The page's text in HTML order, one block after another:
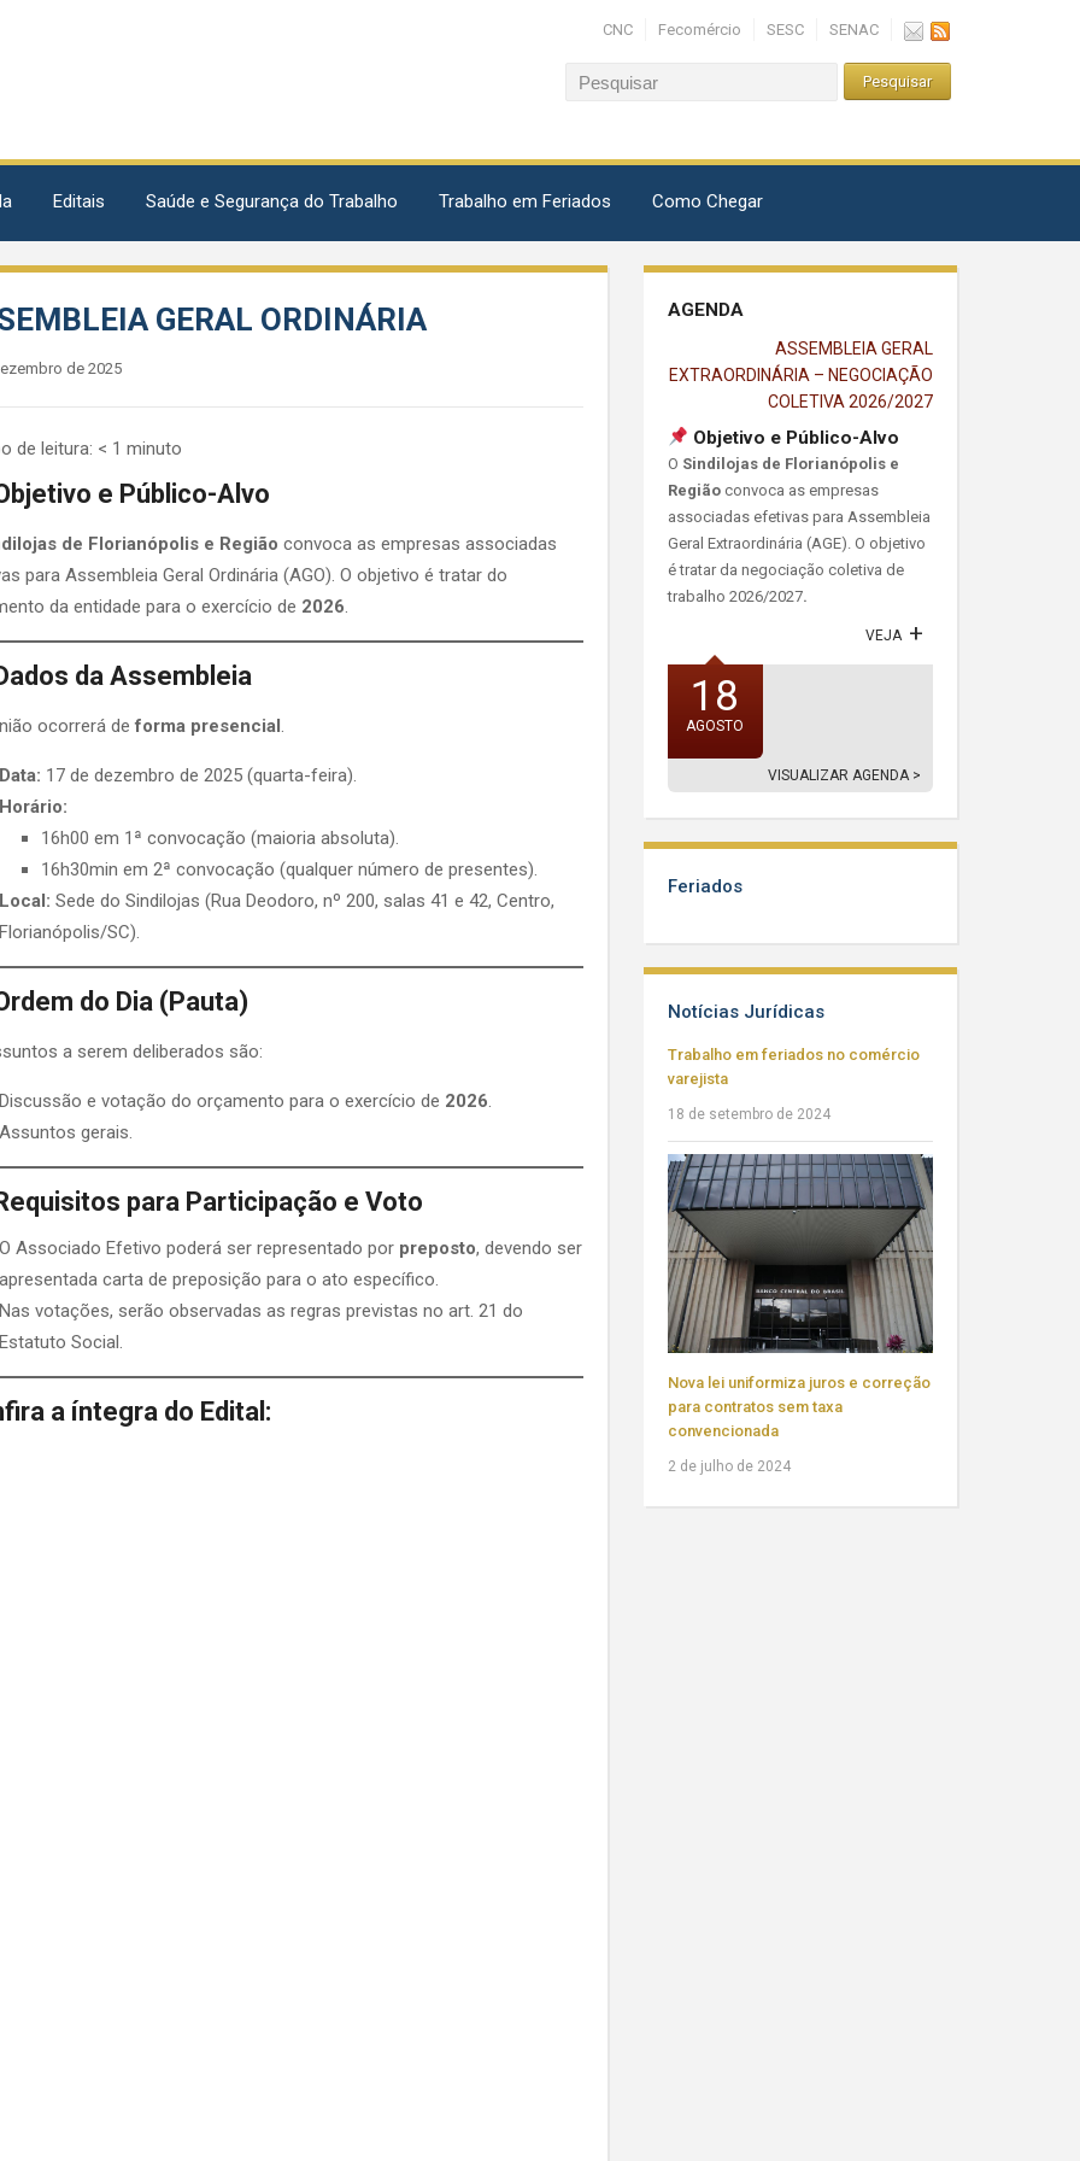
CNC Fecomércio SESC SENAC
Editais Saúde e Segurança do Trabalho Trabalho em Feriados Como Chegar
GERAL ORDINÁRIA
de 2025
de leitura: < 1 minuto
e Público-Alvo
de Florianópolis e Região convoca as empresas associadas
para Assembleia Geral Ordinária (AGO). O objetivo é tratar do
da entidade para o exercício de 2026.
da Assembleia
ocorrerá deforma presencial.
Data: 17 de dezembro de 2025 (quarta-feira).
Horário:
16h00 em 1ª convocação (maioria absoluta).
16h30min em 2ª convocação (qualquer número de presentes).
Local: Sede do Sindilojas (Rua Deodoro, nº 200, salas 41 e 42, Centro,
Florianópolis/SC).
do Dia (Pauta)
a serem deliberados são:
Discussão e votação do orçamento para o exercício de 2026.
Assuntos gerais.
para Participação e Voto
O Associado Efetivo poderá ser representado por preposto, devendo ser
apresentada carta de preposição para o ato específico.
Nas votações, serão observadas as regras previstas no art. 21 do
Estatuto Social.
a íntegra do Edital:
AGENDA
ASSEMBLEIA GERAL
EXTRAORDINÁRIA – NEGOCIAÇÃO
COLETIVA 2026/2027
Objetivo e Público-Alvo
O Sindilojas de Florianópolis e
Regiãoconvoca as empresas
associadas efetivas para Assembleia
Geral Extraordinária (AGE). O objetivo
é tratar da negociação coletiva de
trabalho 2026/2027.
VEJA
18
AGOSTO
VISUALIZAR AGENDA >
Feriados
Notícias Jurídicas
Trabalho em feriados no comércio
varejista
18 de setembro de 2024
Nova lei uniformiza juros e correção
para contratos sem taxa
convencionada
2 de julho de 2024